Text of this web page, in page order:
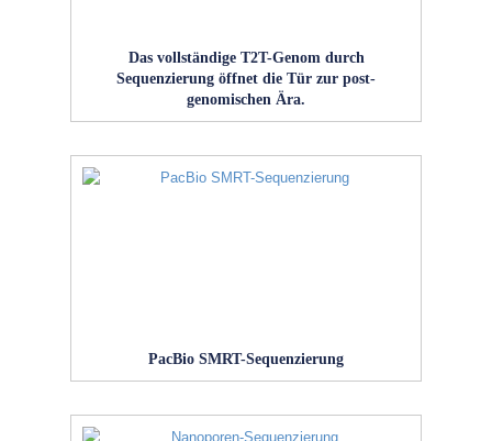
Das vollständige T2T-Genom durch
Sequenzierung öffnet die Tür zur post-
genomischen Ära.
PacBio SMRT-Sequenzierung